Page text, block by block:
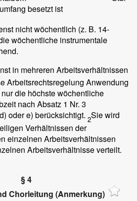
besetzt ist
nicht wöchentlich (z. B. 14-
wöchentliche instrumentale
in mehreren Arbeitsverhältnissen
Arbeitsrechtsregelung Anwendung
die höchste wöchentliche
nach Absatz 1 Nr. 3
oder e) berücksichtigt. 2Sie wird
Verhältnissen der
einzelnen Arbeitsverhältnissen
Arbeitsverhältnisse verteilt.
§ 4
Chorleitung (Anmerkung)